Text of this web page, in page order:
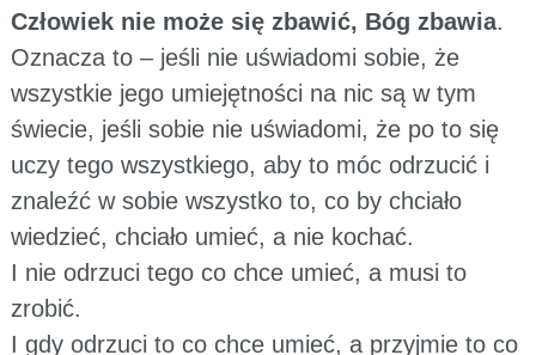
Człowiek nie może się zbawić, Bóg zbawia.
Oznacza to – jeśli nie uświadomi sobie, że
wszystkie jego umiejętności na nic są w tym
świecie, jeśli sobie nie uświadomi, że po to się
uczy tego wszystkiego, aby to móc odrzucić i
znaleźć w sobie wszystko to, co by chciało
wiedzieć, chciało umieć, a nie kochać.
I nie odrzuci tego co chce umieć, a musi to
zrobić.
I gdy odrzuci to co chce umieć, a przyjmie to co